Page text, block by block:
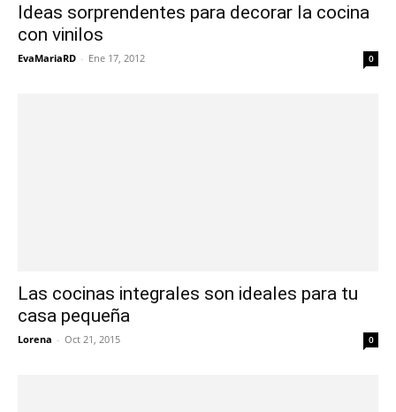
Ideas sorprendentes para decorar la cocina
con vinilos
EvaMariaRD - Ene 17, 2012 0
Las cocinas integrales son ideales para tu
casa pequeña
Lorena - Oct 21, 2015 0